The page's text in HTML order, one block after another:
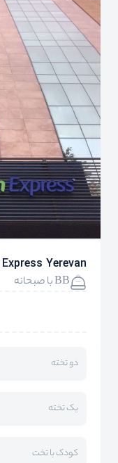
Yerevan
BB با صبحانه
دو تخته
یک تخته
کودک با تخت